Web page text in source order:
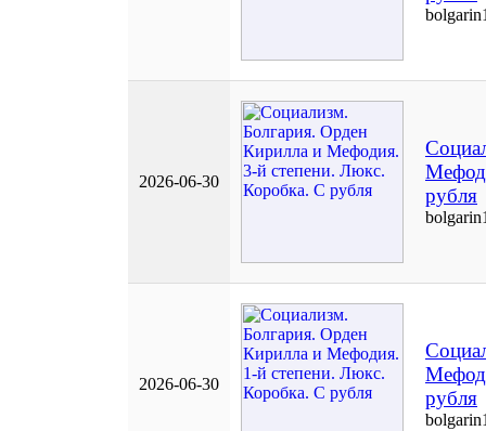
2026-06-30
рубля
2026-06-30
рубля